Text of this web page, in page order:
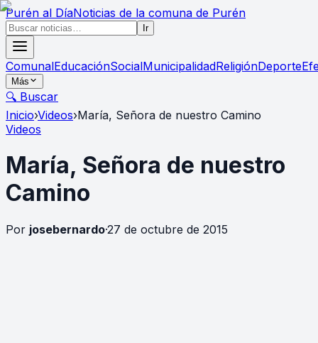
Purén al DíaNoticias de la comuna de Purén
Ir
ComunalEducaciónSocialMunicipalidadReligiónDeporte
Más
🔍 Buscar
Inicio›Videos›María, Señora de nuestro Camino
Videos
María, Señora de nuestro
Camino
Por josebernardo·27 de octubre de 2015